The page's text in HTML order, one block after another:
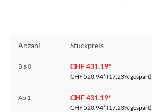
Anzahl Stückpreis
Bis0 CHF 431.19*
CHF 520.94*(17.23% gespart)
Ab 1 CHF 431.19*
CHF 520.94*(17.23% gespart)